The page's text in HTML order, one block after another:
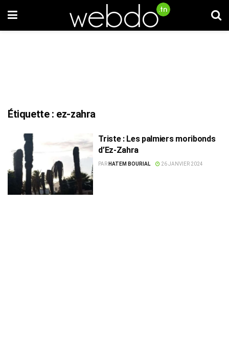
Étiquette : ez-zahra
Triste : Les palmiers moribonds
d’Ez-Zahra
PAR HATEM BOURIAL 26 JANVIER 2024